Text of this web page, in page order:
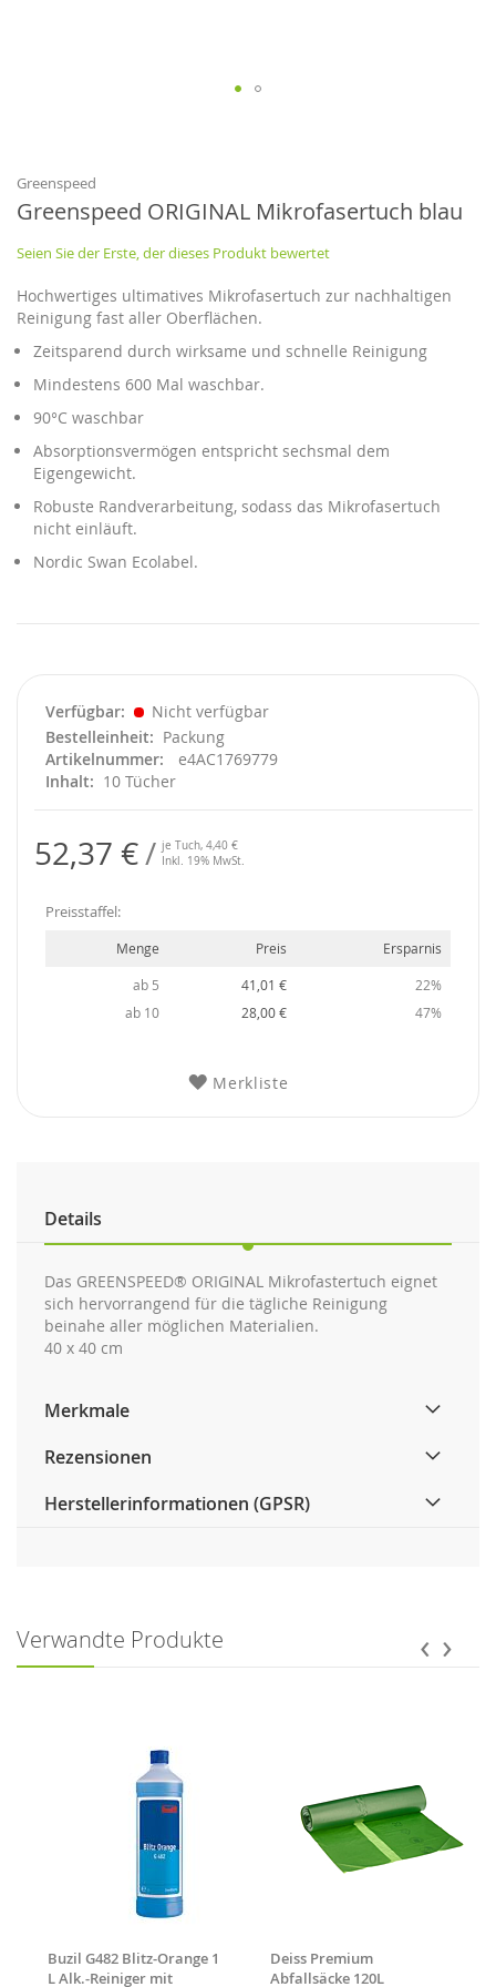
Bildgalerie
springen
Greenspeed
Greenspeed ORIGINAL Mikrofasertuch blau
Seien Sie der Erste, der dieses Produkt bewertet
Hochwertiges ultimatives Mikrofasertuch zur nachhaltigen
Reinigung fast aller Oberflächen.
Zeitsparend durch wirksame und schnelle Reinigung
Mindestens 600 Mal waschbar.
90°C waschbar
Absorptionsvermögen entspricht sechsmal dem
Eigengewicht.
Robuste Randverarbeitung, sodass das Mikrofasertuch
nicht einläuft.
Nordic Swan Ecolabel.
Verfügbar
Nicht verfügbar
Bestelleinheit
Packung
Artikelnummer
e4AC1769779
Inhalt
10 Tücher
52,37 € je Tuch, 4,40 €
Inkl. 19% MwSt.
Preisstaffel:
Menge Preis Ersparnis
ab 5 41,01 €
22%
ab 10
28,00 € 47%
Merkliste
Details
Das GREENSPEED® ORIGINAL Mikrofastertuch eignet
sich hervorrangend für die tägliche Reinigung
beinahe aller möglichen Materialien.
40 x 40 cm
Merkmale
Rezensionen
Herstellerinformationen (GPSR)
Verwandte Produkte
Buzil G482 Blitz-Orange 1
L Alk.-Reiniger mit
Deiss Premium
Abfallsäcke 120L
‹ ›